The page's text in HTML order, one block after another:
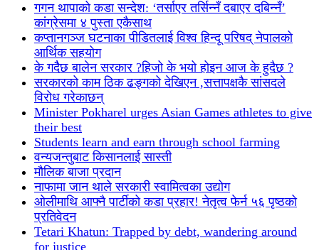
गगन थापाको कडा सन्देश: ‘तर्साएर तर्सिन्नँ दबाएर दबिन्नँ’
कांग्रेसमा ४ पुस्ता एकैसाथ
कप्तानगञ्ज घटनाका पीडितलाई विश्व हिन्दू परिषद् नेपालको
आर्थिक सहयोग
के गदैैछ बालेन सरकार ?हिजो के भयो होइन आज के हुदैछ ?
सरकारको काम ठिक ढङ्गको देखिएन ,सत्तापक्षकै सांसदले
विरोध गरेकाछन्
Minister Pokharel urges Asian Games athletes to give
their best
Students learn and earn through school farming
वन्यजन्तुबाट किसानलाई सास्ती
मौलिक बाजा प्रदान
नाफामा जान थाले सरकारी स्वामित्वका उद्योग
ओलीमाथि आफ्नै पार्टीको कडा प्रहार! नेतृत्व फेर्न ५६ पृष्ठको
प्रतिवेदन
Tetari Khatun: Trapped by debt, wandering around
for justice